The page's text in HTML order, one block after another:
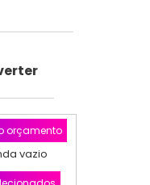
orçamento
vazio